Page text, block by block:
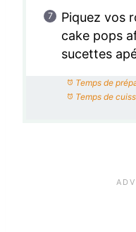
Piquez vos
cake pops
sucettes
Temps de
Temps de